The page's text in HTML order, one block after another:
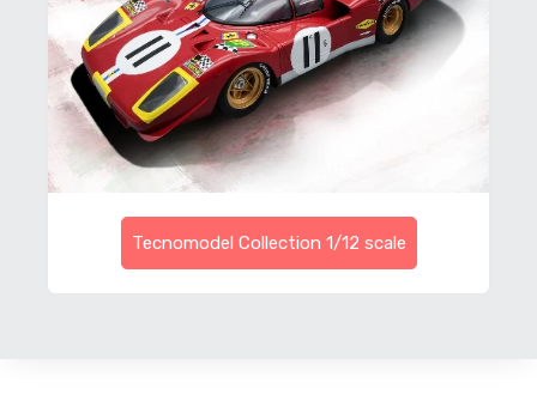
Tecnomodel Collection 1/12 scale